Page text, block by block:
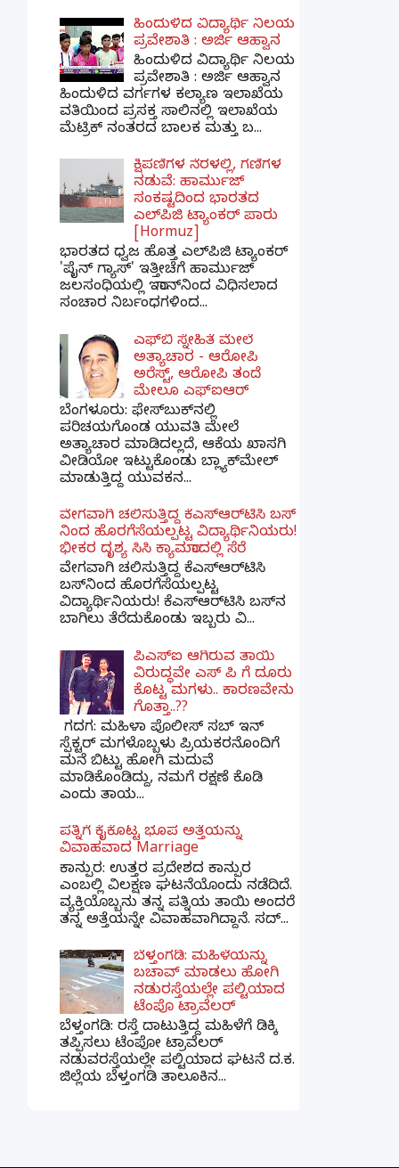
ಹಿಂದುಳಿದ ವಿದ್ಯಾರ್ಥಿ ನಿಲಯ
ಪ್ರವೇಶಾತಿ : ಅರ್ಜಿ ಆಹ್ವಾನ
ಹಿಂದುಳಿದ ವಿದ್ಯಾರ್ಥಿ ನಿಲಯ
ಪ್ರವೇಶಾತಿ : ಅರ್ಜಿ ಆಹ್ವಾನ
ಹಿಂದುಳಿದ ವರ್ಗಗಳ ಕಲ್ಯಾಣ ಇಲಾಖೆಯ
ವತಿಯಿಂದ ಪ್ರಸಕ್ತ ಸಾಲಿನಲ್ಲಿ ಇಲಾಖೆಯ
ಮೆಟ್ರಿಕ್ ನಂತರದ ಬಾಲಕ ಮತ್ತು ಬ...
ಕ್ಷಿಪಣಿಗಳ ನೆರಳಲ್ಲಿ, ಗಣಿಗಳ
ನಡುವೆ: ಹಾರ್ಮುಜ್
ಸಂಕಷ್ಟದಿಂದ ಭಾರತದ
ಎಲ್‌ಪಿಜಿ ಟ್ಯಾಂಕರ್ ಪಾರು
[Hormuz]
ಭಾರತದ ಧ್ವಜ ಹೊತ್ತ ಎಲ್‌ಪಿಜಿ ಟ್ಯಾಂಕರ್
'ಪೈನ್ ಗ್ಯಾಸ್' ಇತ್ತೀಚೆಗೆ ಹಾರ್ಮುಜ್
ಜಲಸಂಧಿಯಲ್ಲಿ ಇರಾನ್‌ನಿಂದ ವಿಧಿಸಲಾದ
ಸಂಚಾರ ನಿರ್ಬಂಧಗಳಿಂದ...
ಎಫ್‌ಬಿ ಸ್ನೇಹಿತೆ ಮೇಲೆ
ಅತ್ಯಾಚಾರ - ಆರೋಪಿ
ಅರೆಸ್ಟ್, ಆರೋಪಿ ತಂದೆ
ಮೇಲೂ ಎಫ್ಐಆರ್
ಬೆಂಗಳೂರು: ಫೇಸ್‌ಬುಕ್‌ನಲ್ಲಿ
ಪರಿಚಯಗೊಂಡ ಯುವತಿ ಮೇಲೆ
ಅತ್ಯಾಚಾರ ಮಾಡಿದಲ್ಲದೆ, ಆಕೆಯ ಖಾಸಗಿ
ವೀಡಿಯೋ ಇಟ್ಟುಕೊಂಡು ಬ್ಲ್ಯಾಕ್‌ಮೇಲ್
ಮಾಡುತ್ತಿದ್ದ ಯುವಕನ...
ವೇಗವಾಗಿ ಚಲಿಸುತ್ತಿದ್ದ ಕೆಎಸ್​ಆರ್​ಟಿಸಿ ಬಸ್​
ನಿಂದ ಹೊರಗೆಸೆಯಲ್ಪಟ್ಟ ವಿದ್ಯಾರ್ಥಿನಿಯರು!
ಭೀಕರ ದೃಶ್ಯ ಸಿಸಿ ಕ್ಯಾಮರಾದಲ್ಲಿ ಸೆರೆ
ವೇಗವಾಗಿ ಚಲಿಸುತ್ತಿದ್ದ ಕೆಎಸ್‌ಆರ್‌ಟಿಸಿ
ಬಸ್‌ನಿಂದ ಹೊರಗೆಸೆಯಲ್ಪಟ್ಟ
ವಿದ್ಯಾರ್ಥಿನಿಯರು! ಕೆಎಸ್‌ಆರ್‌ಟಿಸಿ ಬಸ್‌ನ
ಬಾಗಿಲು ತೆರೆದುಕೊಂಡು ಇಬ್ಬರು ವಿ...
ಪಿಎಸ್​ಐ ಆಗಿರುವ ತಾಯಿ
ವಿರುದ್ಧವೇ ಎಸ್ ಪಿ ಗೆ ದೂರು
ಕೊಟ್ಟ ಮಗಳು.. ಕಾರಣವೇನು
ಗೊತ್ತಾ..??
ಗದಗ​: ಮಹಿಳಾ ಪೊಲೀಸ್​ ಸಬ್ ​ಇನ್​
ಸ್ಪೆಕ್ಟರ್​ ಮಗಳೊಬ್ಬಳು ಪ್ರಿಯಕರನೊಂದಿಗೆ
ಮನೆ ಬಿಟ್ಟು ಹೋಗಿ ಮದುವೆ
ಮಾಡಿಕೊಂಡಿದ್ದು, ನಮಗೆ ರಕ್ಷಣೆ ಕೊಡಿ
ಎಂದು ತಾಯ...
ಪತ್ನಿಗೆ ಕೈಕೊಟ್ಟ ಭೂಪ ಅತ್ತೆಯನ್ನು
ವಿವಾಹವಾದ Marriage
ಕಾನ್ಪುರ: ಉತ್ತರ ಪ್ರದೇಶದ ಕಾನ್ಪುರ
ಎಂಬಲ್ಲಿ ವಿಲಕ್ಷಣ ಘಟನೆಯೊಂದು ನಡೆದಿದೆ.
ವ್ಯಕ್ತಿಯೊಬ್ಬನು ತನ್ನ ಪತ್ನಿಯ ತಾಯಿ ಅಂದರೆ
ತನ್ನ ಅತ್ತೆಯನ್ನೇ ವಿವಾಹವಾಗಿದ್ದಾನೆ. ಸದ್...
ಬೆಳ್ತಂಗಡಿ: ಮಹಿಳೆಯನ್ನು
ಬಚಾವ್ ಮಾಡಲು ಹೋಗಿ
ನಡುರಸ್ತೆಯಲ್ಲೇ ಪಲ್ಟಿಯಾದ
ಟೆಂಪೊ ಟ್ರಾವೆಲರ್
ಬೆಳ್ತಂಗಡಿ: ರಸ್ತೆ ದಾಟುತ್ತಿದ್ದ ಮಹಿಳೆಗೆ ಡಿಕ್ಕಿ
ತಪ್ಪಿಸಲು ಟೆಂಪೋ ಟ್ರಾವೆಲರ್
ನಡುವರಸ್ತೆಯಲ್ಲೇ ಪಲ್ಟಿಯಾದ ಘಟನೆ ದ.ಕ.
ಜಿಲ್ಲೆಯ ಬೆಳ್ತಂಗಡಿ ತಾಲೂಕಿನ...